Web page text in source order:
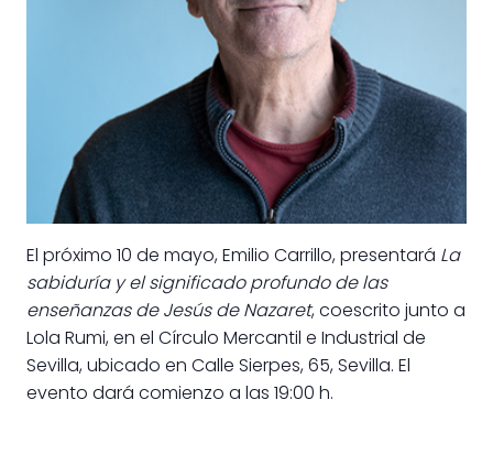
El próximo 10 de mayo, Emilio Carrillo, presentará La
sabiduría y el significado profundo de las
enseñanzas de Jesús de Nazaret, coescrito junto a
Lola Rumi, en el Círculo Mercantil e Industrial de
Sevilla, ubicado en Calle Sierpes, 65, Sevilla. El
evento dará comienzo a las 19:00 h.